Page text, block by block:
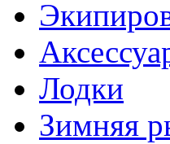
Лодки
Зимняя